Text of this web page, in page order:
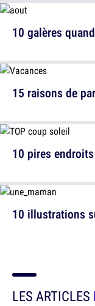
10 galères
10 pires
15 raisons de
10 illustrations
LES ARTICLES